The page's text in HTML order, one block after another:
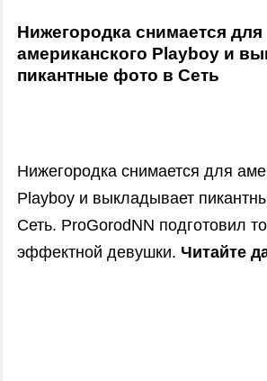
Нижегородка снимается для
американского Playboy и
пикантные фото в Сеть
Нижегородка снимается для
Playboy и выкладывает
Сеть. ProGorodNN подготовил
эффектной девушки. Читайте